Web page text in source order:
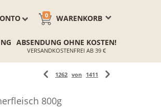
WARENKORB
0
ABSENDUNG OHNE KOSTEN!
VERSANDKOSTENFREI AB 39 €
1262 von 1411
800g